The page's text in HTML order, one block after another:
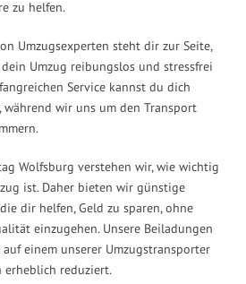
zu helfen.
Umzugsexperten steht dir zur Seite,
Umzug reibungslos und stressfrei
Service kannst du dich
wir uns um den Transport
Wolfsburg verstehen wir, wie wichtig
ist. Daher bieten wir günstige
dir helfen, Geld zu sparen, ohne
einzugehen. Unsere Beiladungen
einem unserer Umzugstransporter
erheblich reduziert.